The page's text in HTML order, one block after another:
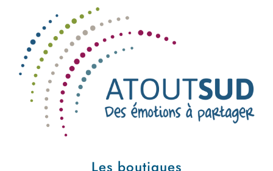
Les boutiques